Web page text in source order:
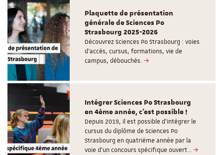
Plaquette de présentation
générale de Sciences Po
Strasbourg 2025-2026
Découvrez Sciences Po Strasbourg : voies
d'accès, cursus, formations, vie de
campus, débouchés.
Intégrer Sciences Po Strasbourg
en 4ème année, c'est possible !
Depuis 2019, il est possible d’intégrer le
cursus du diplôme de Sciences Po
Strasbourg en quatrième année par la
voie d’un concours spécifique ouvert…